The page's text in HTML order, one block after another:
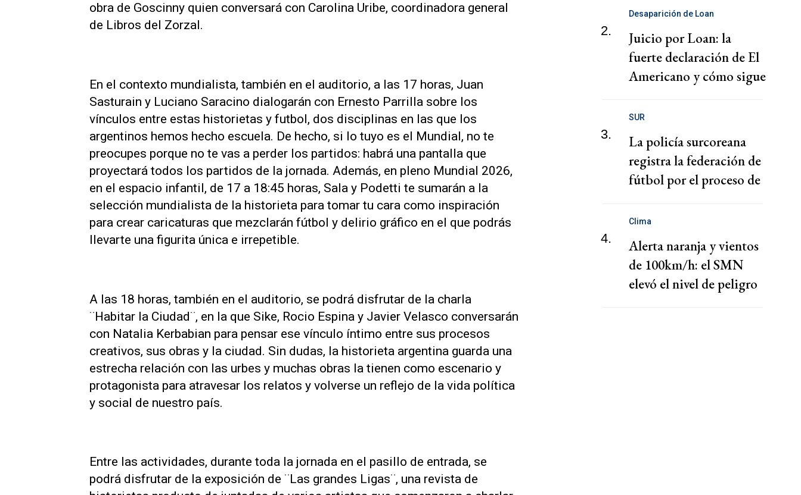
obra de Goscinny quien conversará con Carolina Uribe, coordinadora general
de Libros del Zorzal.
En el contexto mundialista, también en el auditorio, a las 17 horas, Juan
Sasturain y Luciano Saracino dialogarán con Ernesto Parrilla sobre los
vínculos entre estas historietas y futbol, dos disciplinas en las que los
argentinos hemos hecho escuela. De hecho, si lo tuyo es el Mundial, no te
preocupes porque no te vas a perder los partidos: habrá una pantalla que
proyectará todos los partidos de la jornada. Además, en pleno Mundial 2026,
en el espacio infantil, de 17 a 18:45 horas, Sala y Podetti te sumarán a la
selección mundialista de la historieta para tomar tu cara como inspiración
para crear caricaturas que mezclarán fútbol y delirio gráfico en el que podrás
llevarte una figurita única e irrepetible.
A las 18 horas, también en el auditorio, se podrá disfrutar de la charla
¨Habitar la Ciudad¨, en la que Sike, Rocio Espina y Javier Velasco conversarán
con Natalia Kerbabian para pensar ese vínculo íntimo entre sus procesos
creativos, sus obras y la ciudad. Sin dudas, la historieta argentina guarda una
estrecha relación con las urbes y muchas obras la tienen como escenario y
protagonista para atravesar los relatos y volverse un reflejo de la vida política
y social de nuestro país.
Entre las actividades, durante toda la jornada en el pasillo de entrada, se
podrá disfrutar de la exposición de ¨Las grandes Ligas¨, una revista de
2.
Desaparición de Loan
Juicio por Loan: la
fuerte declaración de El
Americano y cómo sigue
3.
SUR
La policía surcoreana
registra la federación de
fútbol por el proceso de
4.
Clima
Alerta naranja y vientos
de 100km/h: el SMN
elevó el nivel de peligro